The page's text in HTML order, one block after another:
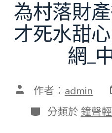
為村落財
才死水甜
網_
文 作者： admin
分
類
分類於 鐘聲